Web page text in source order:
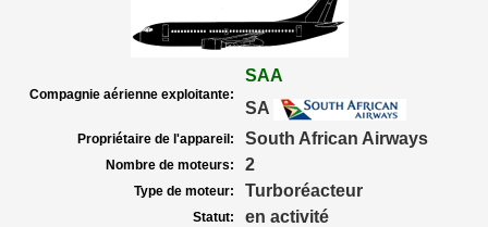
Compagnie aérienne exploitante:
SAA
SA
Propriétaire de l'appareil: South African Airways
Nombre de moteurs: 2
Type de moteur: Turboréacteur
Statut: en activité